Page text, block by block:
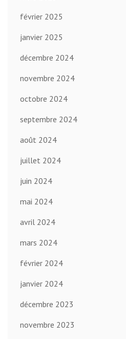
février 2025
janvier 2025
décembre 2024
novembre 2024
octobre 2024
septembre 2024
août 2024
juillet 2024
juin 2024
mai 2024
avril 2024
mars 2024
février 2024
janvier 2024
décembre 2023
novembre 2023